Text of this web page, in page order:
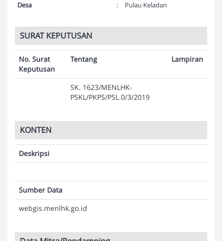
Desa
: Pulau Keladan
SURAT KEPUTUSAN
No. Surat
Keputusan
Tentang Lampiran
SK. 1623/MENLHK-
PSKL/PKPS/PSL.0/3/2019
KONTEN
Deskripsi
Sumber Data
webgis.menlhk.go.id